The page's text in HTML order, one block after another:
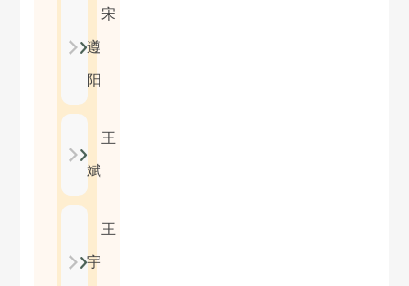
宋
遵
阳
王
斌
王
宇